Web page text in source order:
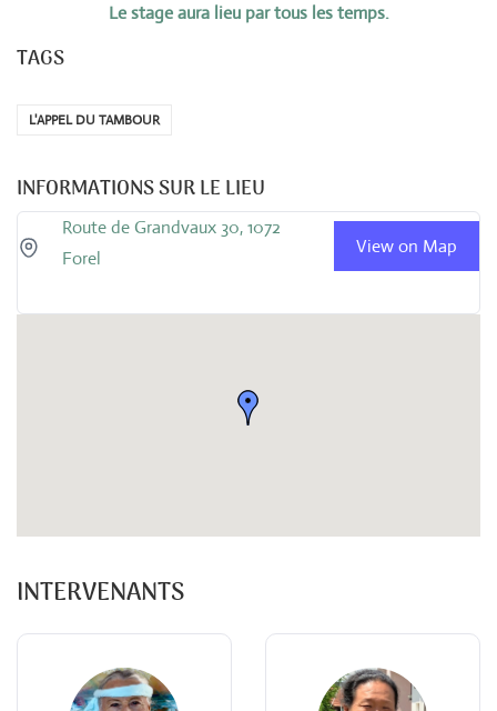
Le stage aura lieu par tous les temps.
TAGS
L'APPEL DU TAMBOUR
INFORMATIONS SUR LE LIEU
Route de Grandvaux 30, 1072
Forel
View on Map
INTERVENANTS